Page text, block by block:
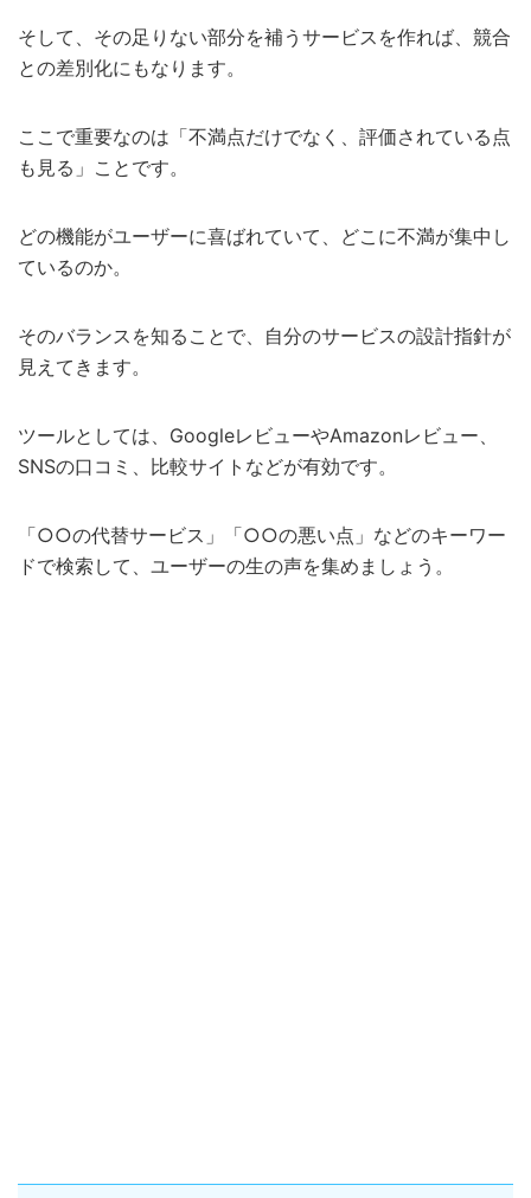
そして、その足りない部分を補うサービスを作れば、競合
との差別化にもなります。
ここで重要なのは「不満点だけでなく、評価されている点
も見る」ことです。
どの機能がユーザーに喜ばれていて、どこに不満が集中し
ているのか。
そのバランスを知ることで、自分のサービスの設計指針が
見えてきます。
ツールとしては、GoogleレビューやAmazonレビュー、
SNSの口コミ、比較サイトなどが有効です。
「○○の代替サービス」「○○の悪い点」などのキーワー
ドで検索して、ユーザーの生の声を集めましょう。